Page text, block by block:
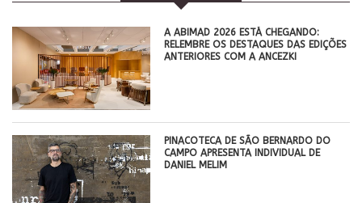
A ABIMAD 2026 ESTÁ CHEGANDO:
RELEMBRE OS DESTAQUES DAS EDIÇÕES
ANTERIORES COM A ANCEZKI
PINACOTECA DE SÃO BERNARDO DO
CAMPO APRESENTA INDIVIDUAL DE
DANIEL MELIM